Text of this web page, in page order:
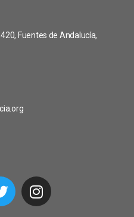
Fuentes de Andalucía,